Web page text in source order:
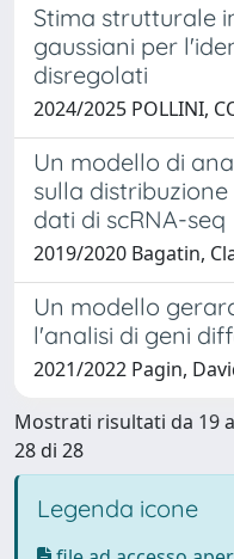
Stima strutturale
gaussiani per
disregolati
2024/2025 POLLINI,
Un modello di
sulla
dati di scRNA-seq
2019/2020 Bagatin,
Un modello
l'analisi di geni
2021/2022 Pagin,
Mostrati risultati da 19 a
28 di 28
Legenda icone